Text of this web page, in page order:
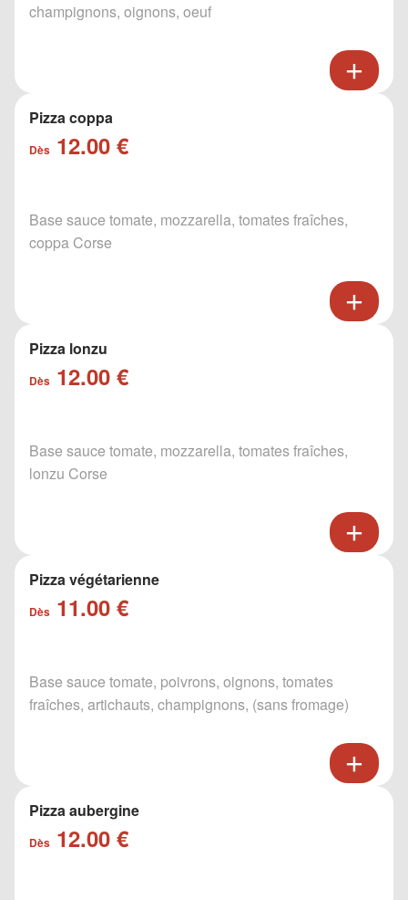
champignons, oignons, oeuf
Pizza coppa
Dès 12.00 €
Base sauce tomate, mozzarella, tomates fraîches,
coppa Corse
Pizza lonzu
Dès 12.00 €
Base sauce tomate, mozzarella, tomates fraîches,
lonzu Corse
Pizza végétarienne
Dès 11.00 €
Base sauce tomate, poivrons, oignons, tomates
fraîches, artichauts, champignons, (sans fromage)
Pizza aubergine
Dès 12.00 €